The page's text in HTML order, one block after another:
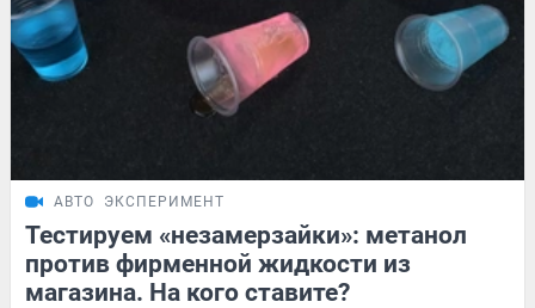
АВТО ЭКСПЕРИМЕНТ
Тестируем «незамерзайки»: метанол
против фирменной жидкости из
магазина. На кого ставите?